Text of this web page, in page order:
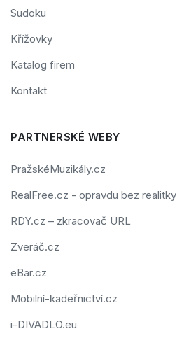
Sudoku
Křížovky
Katalog firem
Kontakt
PARTNERSKÉ WEBY
PražskéMuzikály.cz
RealFree.cz - opravdu bez realitky
RDY.cz – zkracovač URL
Zveráč.cz
eBar.cz
Mobilní-kadeřnictví.cz
i-DIVADLO.eu